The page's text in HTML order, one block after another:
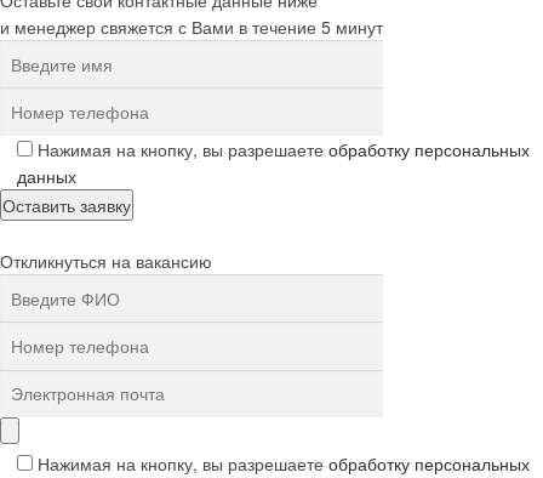
и менеджер свяжется с Вами в течение 5 минут
Нажимая на кнопку, вы разрешаете обработку персональных
данных
Откликнуться на вакансию
Нажимая на кнопку, вы разрешаете обработку персональных